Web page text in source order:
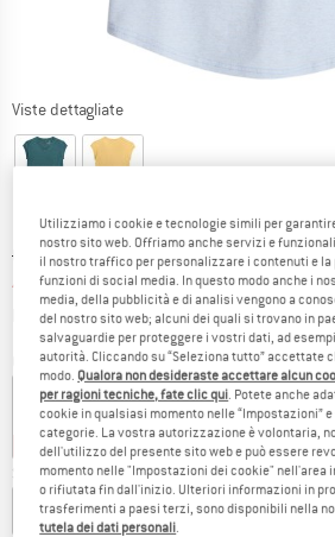
Viste dettagliate
Prezzo originale :
69,95€
Prezzo:
45,47€ incl. IVA
più Spese di spedizioneInformazioni sui costi
Colore:Skyway Str
30% 30% 30% 35%
Scegli la taglia:
XS S M L XL
Utilizziamo i cookie e tecnologie simili per
nostro sito web. Offriamo anche servizi e
il nostro traffico per personalizzare i contenuti e
funzioni di social media. In questo modo anche i
media, della pubblicità e di analisi vengono a
del nostro sito web; alcuni dei quali si trovano in
salvaguardie per proteggere i vostri dati, ad
autorità. Cliccando su “Seleziona tutto” accettate
modo. Qualora non desideraste accettare alcun
per ragioni tecniche, fate clic qui . Potete anche
cookie in qualsiasi momento nelle “Impostazioni”
categorie. La vostra autorizzazione è volontaria,
dell'utilizzo del presente sito web e può essere
momento nelle "Impostazioni dei cookie" nell'area
o rifiutata fin dall'inizio. Ulteriori informazioni in
trasferimenti a paesi terzi, sono disponibili nella
tutela dei dati personali